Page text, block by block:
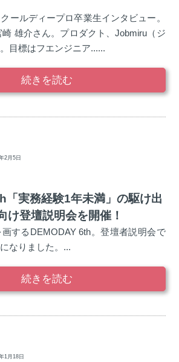
ールディープロ卒業生インタビュー。
崎 雄介さん。プロダクト、Jobmiru（ジ
目標はフエンジニア......
続きを読む
2月5日
「実務経験1年未満」の駆け出
け登壇説明会を開催！
するDEMODAY 6th。登壇者説明会で
なりました。...
続きを読む
1月18日